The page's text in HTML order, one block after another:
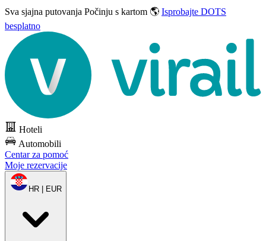
Sva sjajna putovanja Počinju s kartom 🌎 Isprobajte DOTS
besplatno
Hoteli
Automobili
Centar za pomoć
Moje rezervacije
HR | EUR